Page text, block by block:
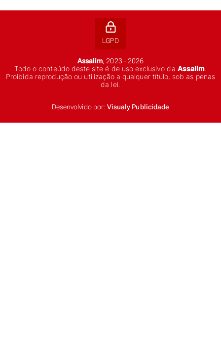
LGPD
Assalim, 2023 - 2026
Todo o conteúdo deste site é de uso exclusivo da Assalim
Proibida reprodução ou utilização a qualquer título, sob as penas
da lei.
Desenvolvido por: Visualy Publicidade